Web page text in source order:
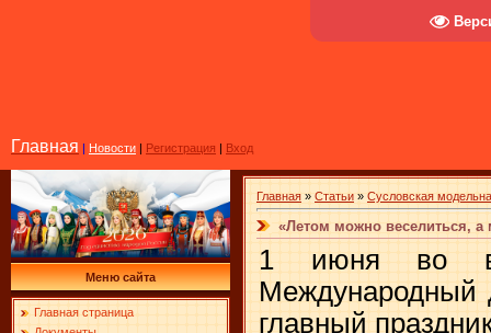
Главная | Новости | Регистрация | Вход
Меню сайта
Главная страница
Главная » Статьи » Сусловская
«Летом можно веселиться,
1 июня во
Международный
главный